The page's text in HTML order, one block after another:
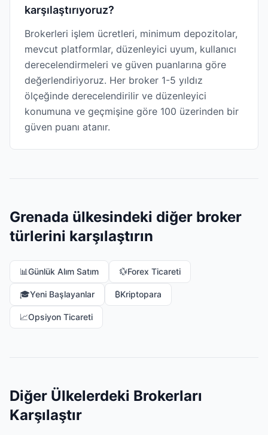
karşılaştırıyoruz?
Brokerleri işlem ücretleri, minimum depozitolar,
mevcut platformlar, düzenleyici uyum, kullanıcı
derecelendirmeleri ve güven puanlarına göre
değerlendiriyoruz. Her broker 1-5 yıldız
ölçeğinde derecelendirilir ve düzenleyici
konumuna ve geçmişine göre 100 üzerinden bir
güven puanı atanır.
Grenada ülkesindeki diğer broker
türlerini karşılaştırın
📊Günlük Alım Satım 💱Forex Ticareti
🎓Yeni Başlayanlar ₿Kriptopara
📈Opsiyon Ticareti
Diğer Ülkelerdeki Brokerları
Karşılaştır